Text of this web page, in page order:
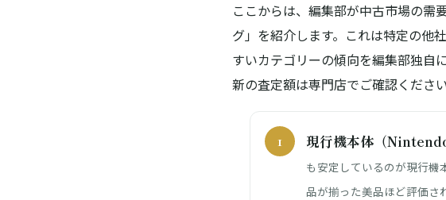
ここからは、編集部が中古市場の需
グ」を紹介します。これは特定の他
すいカテゴリーの傾向を編集部独自
新の査定額は専門店でご確認ください
現行機本体（
も安定しているのが現行機
品が揃った美品ほど評価さ